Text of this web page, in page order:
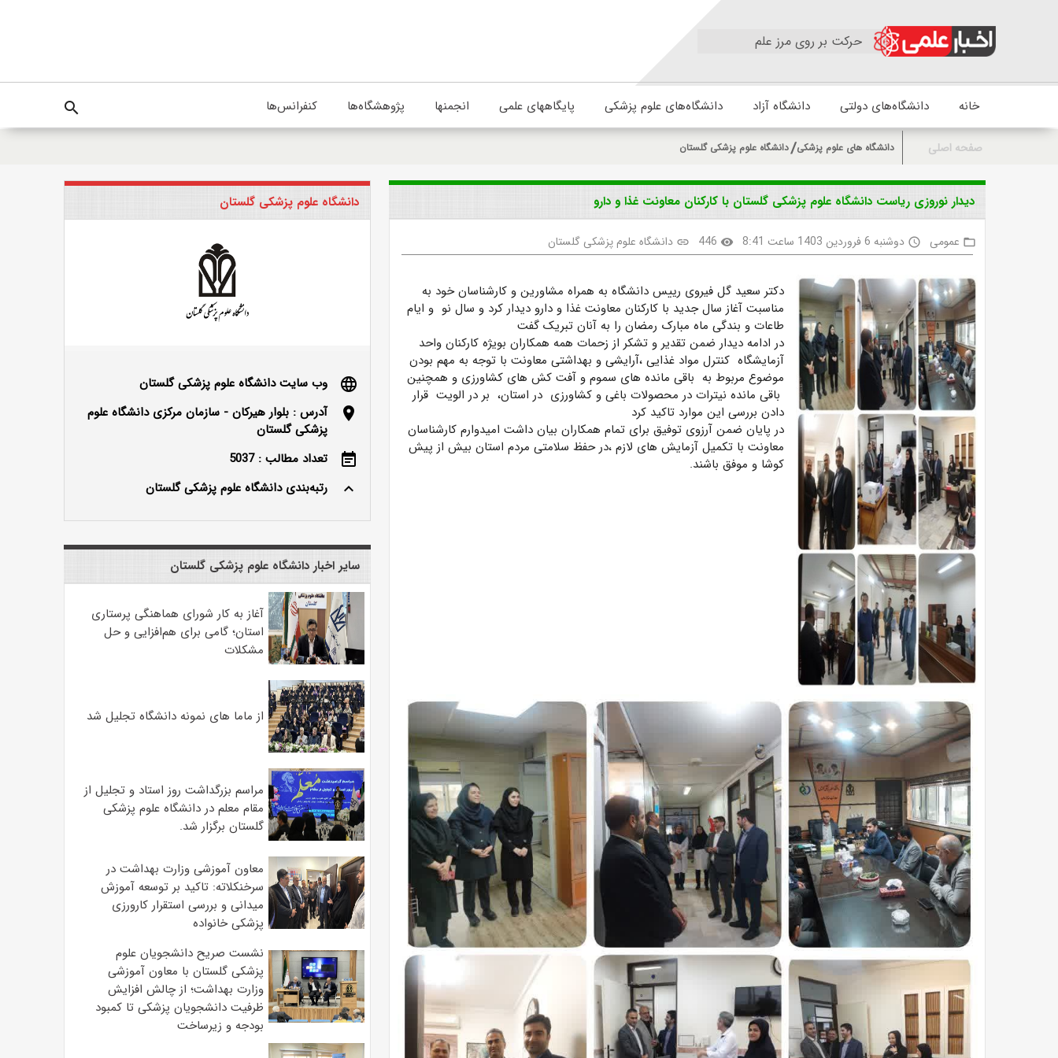
حرکت بر روی مرز علم
خانه دانشگاه‌های دولتی دانشگاه آزاد دانشگاه‌های علوم پزشکی پایگاههای علمی انجمنها پژوهشگاه‌ها کنفرانس‌ها search
صفحه اصلی دانشگاه های علوم پزشکی دانشگاه علوم پزشکی گلستان
دیدار نوروزی ریاست دانشگاه علوم پزشکی گلستان با کارکنان معاونت غذا و دارو
folder_open عمومی access_time دوشنبه 6 فروردین 1403 ساعت 8:41 visibility
446
link دانشگاه علوم پزشکی گلستان
دکتر سعید گل فیروی رییس دانشگاه به همراه مشاورین و کارشناسان خود به
مناسبت آغاز سال جدید با کارکنان معاونت غذا و دارو دیدار کرد و سال نو و ایام
طاعات و بندگی ماه مبارک رمضان را به آنان تبریک گفت
در ادامه دیدار ضمن تقدیر و تشکر از زحمات همه همکاران بویژه کارکنان واحد
آزمایشگاه کنترل مواد غذایی ،آرایشی و بهداشتی معاونت با توجه به مهم بودن
موضوع مربوط به باقی مانده های سموم و آفت کش های کشاورزی و همچنین
باقی مانده نیترات در محصولات باغی و کشاورزی در استان، بر در الویت قرار
دادن بررسی این موارد تاکید کرد
در پایان ضمن آرزوی توفیق برای تمام همکاران بیان داشت امیدوارم کارشناسان
معاونت با تکمیل آزمایش های لازم ،در حفظ سلامتی مردم استان بیش از پیش
کوشا و موفق باشند.
دانشگاه علوم پزشکی گلستان
language
وب سایت دانشگاه علوم پزشکی گلستان
location_on
آدرس : بلوار هیرکان - سازمان مرکزی دانشگاه علوم
پزشکی گلستان
event_note
تعداد مطالب : 5037
keyboard_arrow_up
رتبه‌بندی دانشگاه علوم پزشکی گلستان
سایر اخبار دانشگاه علوم پزشکی گلستان
آغاز به کار شورای هماهنگی پرستاری
استان؛ گامی برای هم‌افزایی و حل
مشکلات
از ماما های نمونه دانشگاه تجلیل شد
مراسم بزرگداشت روز استاد و تجلیل از
مقام معلم در دانشگاه علوم پزشکی
گلستان برگزار شد.‌
معاون آموزشی وزارت بهداشت در
سرخنکلاته: تاکید بر توسعه آموزش
میدانی و بررسی استقرار کارورزی
پزشکی ‌خانواده
نشست صریح دانشجویان علوم
پزشکی گلستان با معاون آموزشی
وزارت بهداشت؛ از چالش افزایش
ظرفیت دانشجویان ‌پزشکی تا کمبود
بودجه و زیرساخت